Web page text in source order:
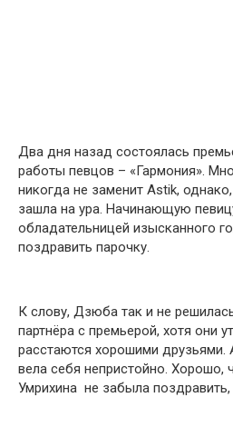
Два дня назад состоялась
работы певцов – «Гармония».
никогда не заменит Astik,
зашла на ура. Начинающую
обладательницей изысканного
поздравить парочку.
К слову, Дзюба так и не
партнёра с премьерой, хотя они
расстаются хорошими друзьями.
вела себя непристойно. Хорошо,
Умрихина не забыла